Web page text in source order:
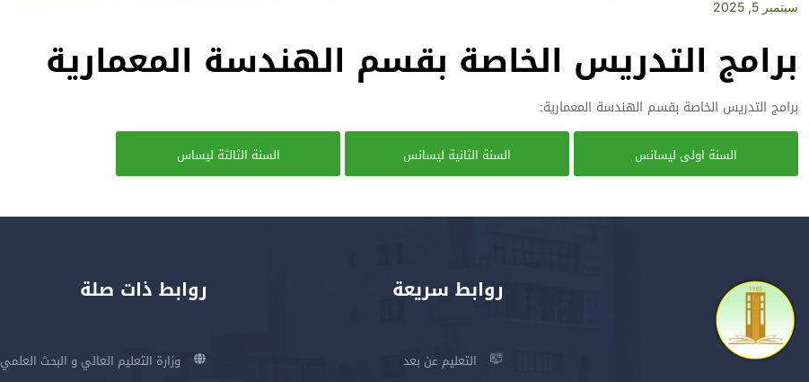
سبتمبر 5, 2025
برامج التدريس الخاصة بقسم الهندسة المعمارية
برامج التدريس الخاصة بقسم الهندسة المعمارية:
السنة اولى ليسانس السنة الثانية ليسانس السنة الثالثة ليساس
روابط سريعة
التعليم عن بعد
روابط ذات صلة
وزارة التعليم العالي و البحث العلمي